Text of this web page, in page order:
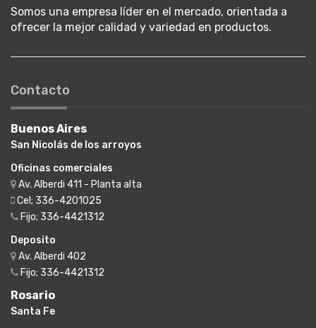
Somos una empresa líder en el mercado, orientada a
ofrecer la mejor calidad y variedad en productos.
Contacto
Buenos Aires
San Nicolás de los arroyos
Oficinas comerciales
Av. Alberdi 411 - Planta alta
Cel; 336-4201025
Fijo; 336-4421312
Deposito
Av. Alberdi 402
Fijo; 336-4421312
Rosario
Santa Fe